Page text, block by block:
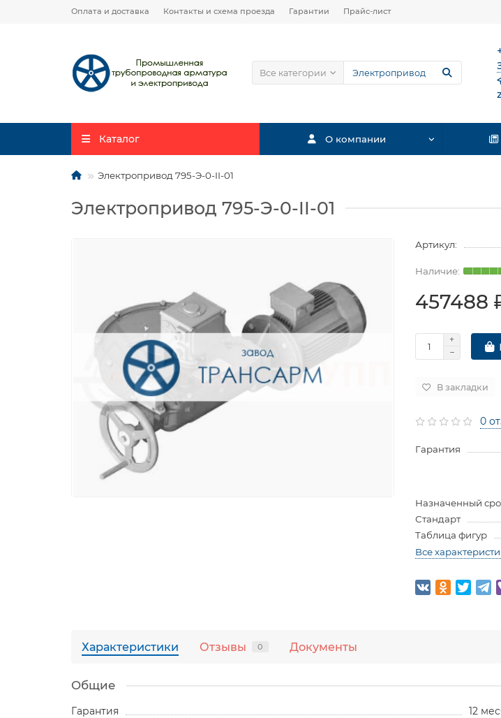
Оплата и доставка Контакты и схема проезда Гарантии Прайс-лист
Все категории
Каталог О компании
Электропривод 795-Э-0-II-01
Электропривод 795-Э-0-II-01
Артикул:
457488
В закладки
0
Гарантия
Назначенный
Стандарт
Таблица фигур
Все
Характеристики Отзывы 0 Документы
Общие
Гарантия
12